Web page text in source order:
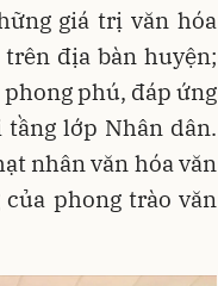
giá trị văn hóa
địa bàn huyện;
phú, đáp ứng
lớp Nhân dân.
nhân văn hóa văn
phong trào văn